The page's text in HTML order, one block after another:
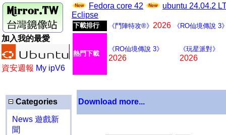
加入我的最愛
資安週報 My ipV6
Fedora core 42
ubuntu 24.04.2
Eclipse
下載排行 《鬥陣特攻®》 2026 《RO仙境傳說 3
熱門下載
《RO仙境傳說 3》
2026
《玩星派對》
2026
Categories
News 遊戲新
聞
Download more...